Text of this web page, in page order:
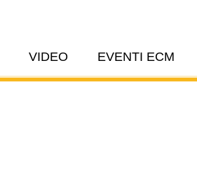
VIDEO EVENTI ECM